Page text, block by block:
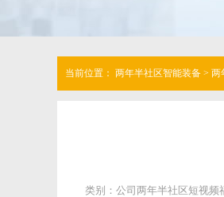
当前位置： 两年半社区智能装备 > 两
类别：公司两年半社区短视频